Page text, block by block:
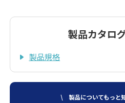
製品カタロ
製品規格
\ 製品についてもっと